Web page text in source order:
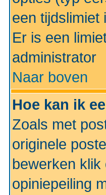
een tijdslimiet
Er is een
administrator
Naar boven
Hoe kan ik
Zoals met
originele
bewerken
opiniepeiling